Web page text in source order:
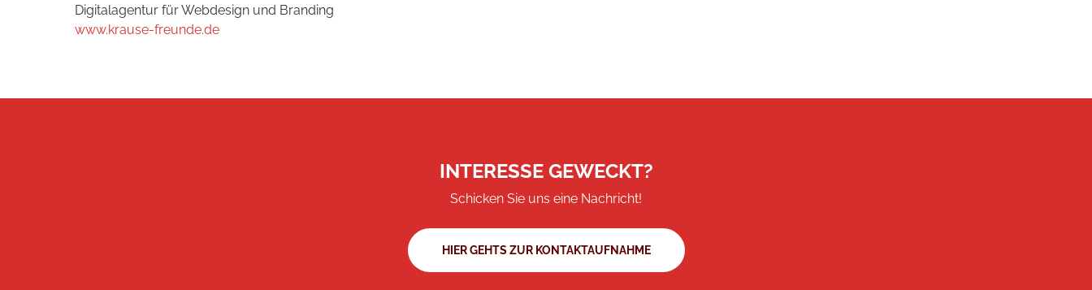
Digitalagentur für Webdesign und Branding
www.krause-freunde.de
INTERESSE GEWECKT?
Schicken Sie uns eine Nachricht!
HIER GEHTS ZUR KONTAKTAUFNAHME